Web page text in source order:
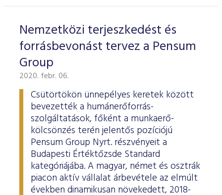
Nemzetközi terjeszkedést és
forrásbevonást tervez a Pensum
Group
2020. febr. 06.
Csütörtökön ünnepélyes keretek között
bevezették a humánerőforrás-
szolgáltatások, főként a munkaerő-
kölcsönzés terén jelentős pozíciójú
Pensum Group Nyrt. részvényeit a
Budapesti Értéktőzsde Standard
kategóriájába. A magyar, német és osztrák
piacon aktív vállalat árbevétele az elmúlt
években dinamikusan növekedett, 2018-